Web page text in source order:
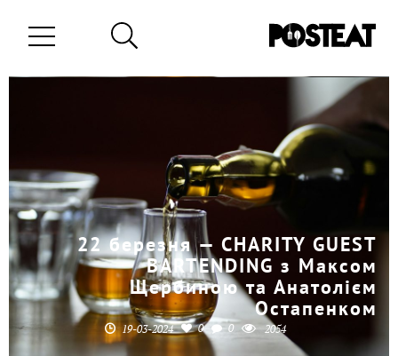
22 березня — CHARITY GUEST
BARTENDING з Максом
Щербиною та Анатолієм
Остапенком
19-03-2024 0 0 2054